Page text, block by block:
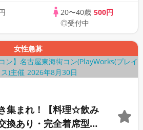
20〜40歳 500円
◎受付中
女性急募
集まれ！【料理☆飲み
換あり・完全着席型】